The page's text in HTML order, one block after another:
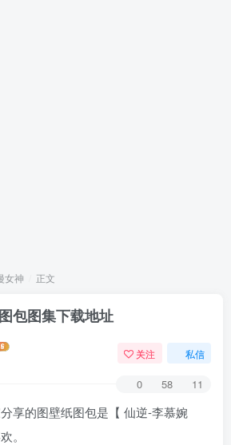
女神 正文
包图集下载地址
关注 私信
0 58 11
享的图壁纸图包是【 仙逆-李慕婉
。